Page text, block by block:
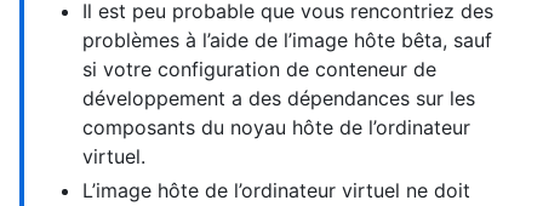
Il est peu probable que vous rencontriez des
problèmes à l’aide de l’image hôte bêta, sauf
si votre configuration de conteneur de
développement a des dépendances sur les
composants du noyau hôte de l’ordinateur
virtuel.
L’image hôte de l’ordinateur virtuel ne doit